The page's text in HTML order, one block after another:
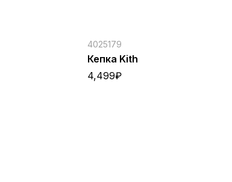
4025179
Кепка Kith
4,499₽